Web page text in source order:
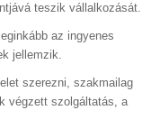
teszik vállalkozását.
az ingyenes
jellemzik.
szerezni, szakmailag
végzett szolgáltatás, a